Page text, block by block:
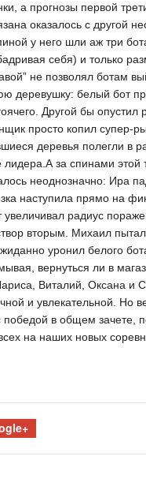
а прогнозы первой
оказалось с другой
у него шли аж три
себя) и только
не позволял ботам
деревушку: белый бот
Другой бы опустил
просто копил супер-
деревья полегли в
за спинами
неоднозначно: Ира
наступила прямо на
радиус
вторым. Михаил
уронил белого
вернуться ли в
Виталий, Оксана и
и увлекательной. Но
в общем зачете,
на наших новых